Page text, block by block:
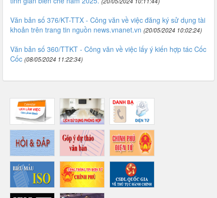
Văn bản số 376/KT-TTX - Công văn về việc đăng ký sử dụng tài
khoản trên trang tin nguồn news.vnanet.vn (20/05/2024 10:02:24)
Văn bản số 360/TTKT - Công văn về việc lấy ý kiến hợp tác Cốc
Cốc (08/05/2024 11:22:34)